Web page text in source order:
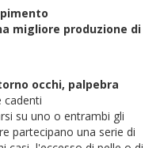
migliore produzione di
occhi, palpebra
cadenti
su uno o entrambi gli
partecipano una serie di